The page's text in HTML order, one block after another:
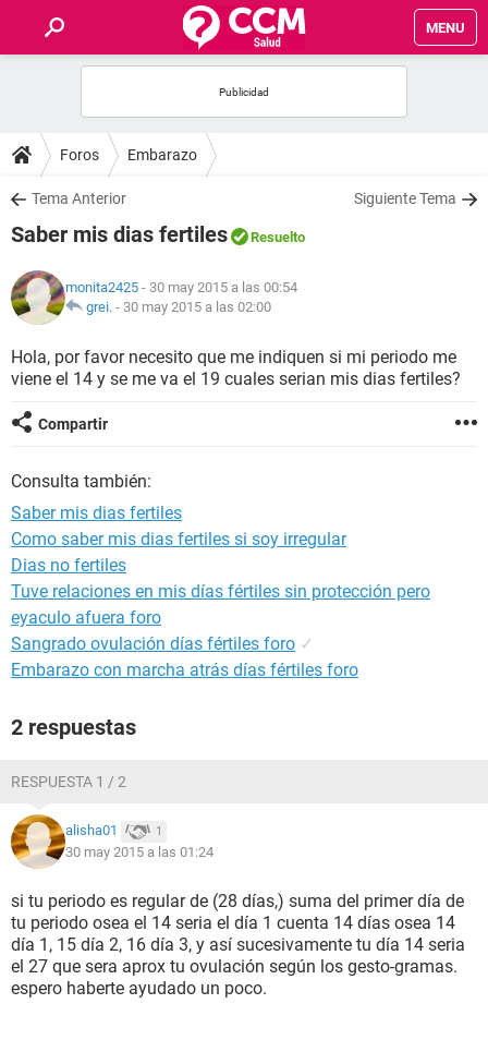
MENU
FOROS
SALUD
NUTRICIÓN
BIENESTAR
SEXUALIDAD
GLOSARIO
Foros Embarazo
Tema Anterior Siguiente Tema
Saber mis dias fertiles Resuelto
monita2425 - 30 may 2015 a las 00:54
grei. - 30 may 2015 a las 02:00
Hola, por favor necesito que me indiquen si mi periodo me
viene el 14 y se me va el 19 cuales serian mis dias fertiles?
Compartir
Consulta también:
Saber mis dias fertiles
Como saber mis dias fertiles si soy irregular
Dias no fertiles
Tuve relaciones en mis días fértiles sin protección pero
eyaculo afuera foro
Sangrado ovulación días fértiles foro ✓
Embarazo con marcha atrás días fértiles foro
2 respuestas
RESPUESTA 1 / 2
alisha01 1
30 may 2015 a las 01:24
si tu periodo es regular de (28 días,) suma del primer día de
tu periodo osea el 14 seria el día 1 cuenta 14 días osea 14
día 1, 15 día 2, 16 día 3, y así sucesivamente tu día 14 seria
el 27 que sera aprox tu ovulación según los gesto-gramas.
espero haberte ayudado un poco.